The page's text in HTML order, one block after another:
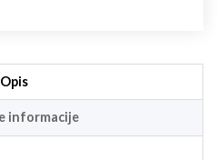
Opis
informacije